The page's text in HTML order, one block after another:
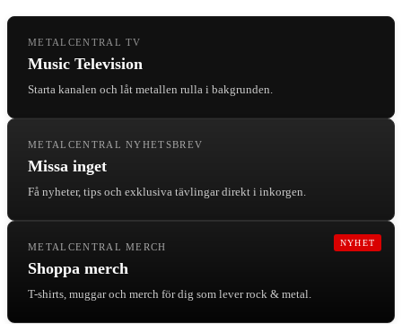
METALCENTRAL TV
Music Television
Starta kanalen och låt metallen rulla i bakgrunden.
METALCENTRAL NYHETSBREV
Missa inget
Få nyheter, tips och exklusiva tävlingar direkt i inkorgen.
NYHET
METALCENTRAL MERCH
Shoppa merch
T-shirts, muggar och merch för dig som lever rock & metal.